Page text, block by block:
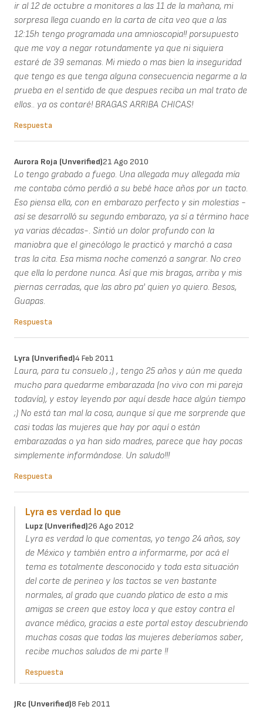
ir al 12 de octubre a monitores a las 11 de la mañana, mi
sorpresa llega cuando en la carta de cita veo que a las
12:15h tengo programada una amnioscopia!! porsupuesto
que me voy a negar rotundamente ya que ni siquiera
estaré de 39 semanas. Mi miedo o mas bien la inseguridad
que tengo es que tenga alguna consecuencia negarme a la
prueba en el sentido de que despues reciba un mal trato de
ellos.. ya os contaré! BRAGAS ARRIBA CHICAS!
Respuesta
Aurora Roja (unverified)21 Ago 2010
Lo tengo grabado a fuego. Una allegada muy allegada mía
me contaba cómo perdió a su bebé hace años por un tacto.
Eso piensa ella, con en embarazo perfecto y sin molestias -
así se desarrolló su segundo embarazo, ya sí a término hace
ya varias décadas-. Sintió un dolor profundo con la
maniobra que el ginecólogo le practicó y marchó a casa
tras la cita. Esa misma noche comenzó a sangrar. No creo
que ella lo perdone nunca. Así que mis bragas, arriba y mis
piernas cerradas, que las abro pa' quien yo quiero. Besos,
Guapas.
Respuesta
Lyra (unverified)4 Feb 2011
Laura, para tu consuelo ;) , tengo 25 años y aún me queda
mucho para quedarme embarazada (no vivo con mi pareja
todavía), y estoy leyendo por aquí desde hace algún tiempo
;) No está tan mal la cosa, aunque sí que me sorprende que
casi todas las mujeres que hay por aquí o están
embarazadas o ya han sido madres, parece que hay pocas
simplemente informándose. Un saludo!!!
Respuesta
Lyra es verdad lo que
Lupz (unverified)26 Ago 2012
Lyra es verdad lo que comentas, yo tengo 24 años, soy
de México y también entro a informarme, por acá el
tema es totalmente desconocido y toda esta situación
del corte de perineo y los tactos se ven bastante
normales, al grado que cuando platico de esto a mis
amigas se creen que estoy loca y que estoy contra el
avance médico, gracias a este portal estoy descubriendo
muchas cosas que todas las mujeres deberíamos saber,
recibe muchos saludos de mi parte !!
Respuesta
JRc (unverified)8 Feb 2011